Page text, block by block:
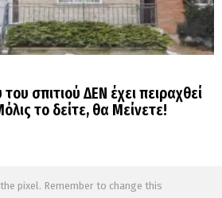
σπιτιού ΔΕΝ έχει πειραχθεί
το δείτε, θα Μείνετε!
pixel. Remember to change this